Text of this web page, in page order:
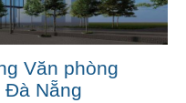
Văn phòng
Đà Nẵng